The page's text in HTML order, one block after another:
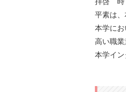
平素は
本学に
高い職
本学イ